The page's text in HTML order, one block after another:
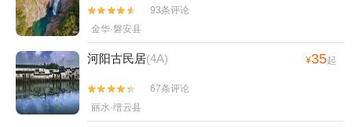


93条评论
金华·磐安县
河阳古民居(4A) ¥35起


67条评论
丽水·缙云县